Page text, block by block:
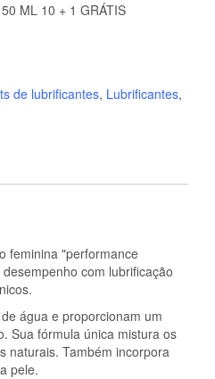
ML 10 + 1 GRÁTIS
de lubrificantes, Lubrificantes,
feminina "performance
com lubrificação
água e proporcionam um
Sua fórmula única mistura os
naturais. Também incorpora
pele.